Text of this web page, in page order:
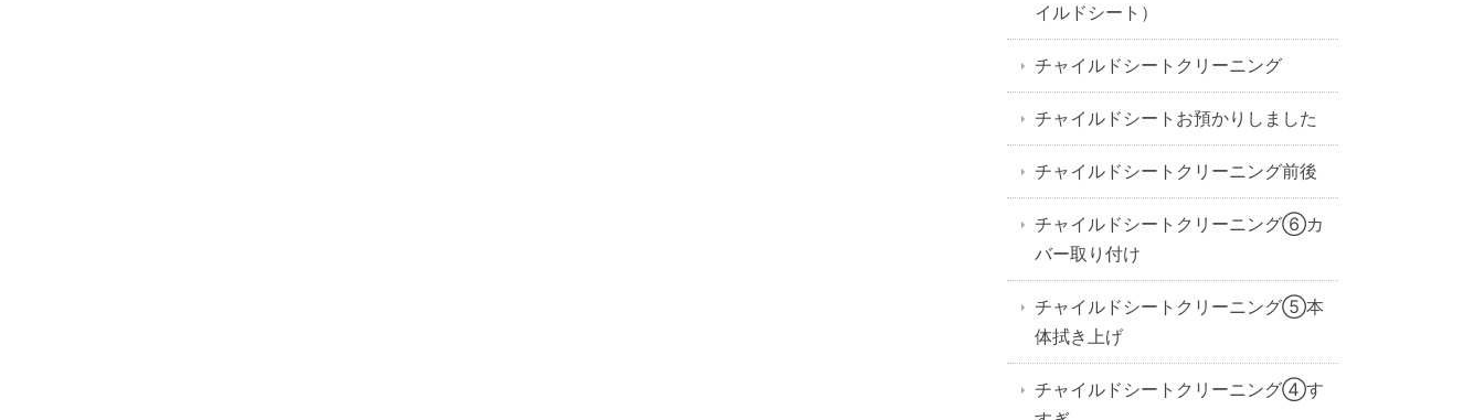
イルドシート）
チャイルドシートクリーニング
チャイルドシートお預かりしました
チャイルドシートクリーニング前後
チャイルドシートクリーニング⑥カ
バー取り付け
チャイルドシートクリーニング⑤本
体拭き上げ
チャイルドシートクリーニング④す